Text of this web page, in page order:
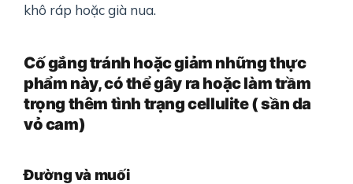
khô ráp hoặc già nua.
Cố gắng tránh hoặc giảm những thực
phẩm này, có thể gây ra hoặc làm trầm
trọng thêm tình trạng cellulite ( sần da
vỏ cam)
Đường và muối